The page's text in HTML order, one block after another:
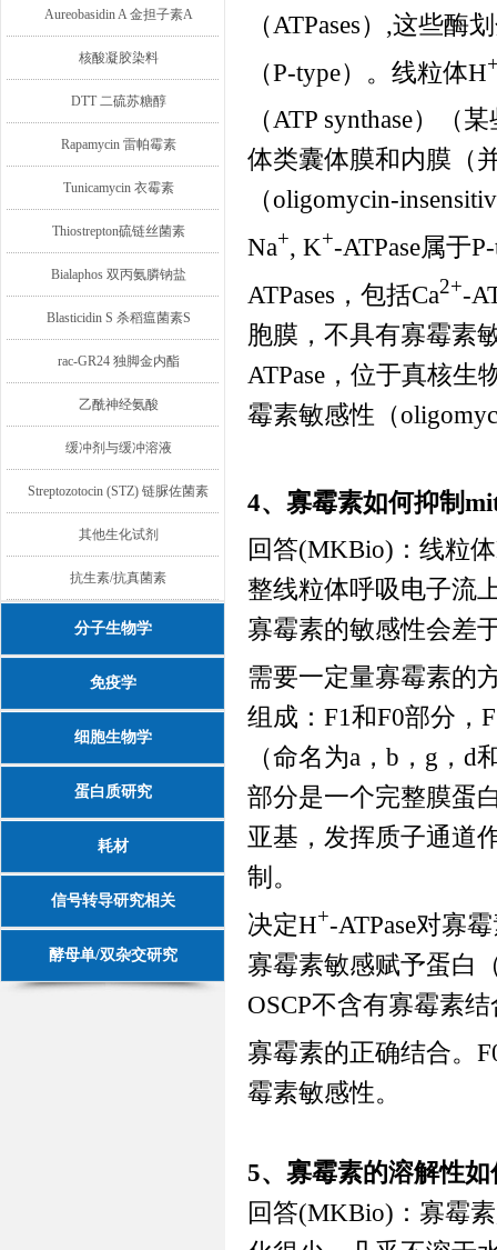
Aureobasidin A 金担子素A
核酸凝胶染料
DTT 二硫苏糖醇
Rapamycin 雷帕霉素
Tunicamycin 衣霉素
Thiostrepton硫链丝菌素
Bialaphos 双丙氨膦钠盐
Blasticidin S 杀稻瘟菌素S
rac-GR24 独脚金内酯
乙酰神经氨酸
缓冲剂与缓冲溶液
Streptozotocin (STZ) 链脲佐菌素
其他生化试剂
抗生素/抗真菌素
分子生物学
免疫学
细胞生物学
蛋白质研究
耗材
信号转导研究相关
酵母单/双杂交研究
（ATPases） ,这些酶
（P-type）。线粒体H
（ATP synthase）（
体类囊体膜和内膜（
（oligomycin-
Na+, K+-ATPase属于
ATPases ，包括Ca2+-
胞膜，不具有寡霉素
ATPase ，位于真核生
霉素敏感性（
4、寡霉素如何抑制
回答(MKBio) ：线粒体
整线粒体呼吸电子流
寡霉素的敏感性会差
需要一定量寡霉素的
组成： F1和F0部分，
（命名为a ， b ， g ， d
部分是一个完整膜蛋
亚基，发挥质子通道
制。
决定H+-ATPase对寡
寡霉素敏感赋予蛋白
OSCP不含有寡霉素
寡霉素的正确结合。
霉素敏感性。
5、寡霉素的溶解性如
回答(MKBio) ：寡霉